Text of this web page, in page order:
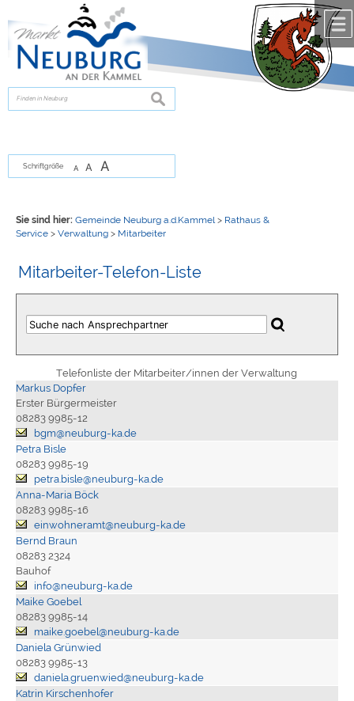
zur Navigationoder
springen.
suchen
Schriftgröße A A A
Sie sind hier: Gemeinde Neuburg a.d.Kammel > Rathaus &
Service> Verwaltung> Mitarbeiter
Mitarbeiter-Telefon-Liste
Telefonliste der Mitarbeiter/innen der Verwaltung
Markus Dopfer
Erster Bürgermeister
08283 9985-12
bgm@neuburg-ka.de
Petra Bisle
08283 9985-19
petra.bisle@neuburg-ka.de
Anna-Maria Böck
08283 9985-16
einwohneramt@neuburg-ka.de
Bernd Braun
08283 2324
Bauhof
info@neuburg-ka.de
Maike Goebel
08283 9985-14
maike.goebel@neuburg-ka.de
Daniela Grünwied
08283 9985-13
daniela.gruenwied@neuburg-ka.de
Katrin Kirschenhofer